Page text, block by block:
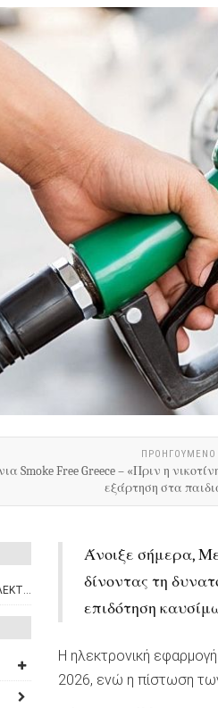
ΠΡΟΗΓΟΎΜΕΝΟ
Smoke Free Greece – «Πριν η
εξάρτηση στα
ΤΑΧΥΔΡΟΜΕΊΟ
Άνοιξε σήμερα,
δίνοντας τη
επιδότηση
Η ηλεκτρονική
2026, ενώ η πίστωση